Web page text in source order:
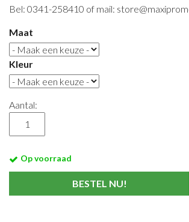
Bel: 0341-258410 of mail:
Maat
Kleur
Aantal:
Op voorraad